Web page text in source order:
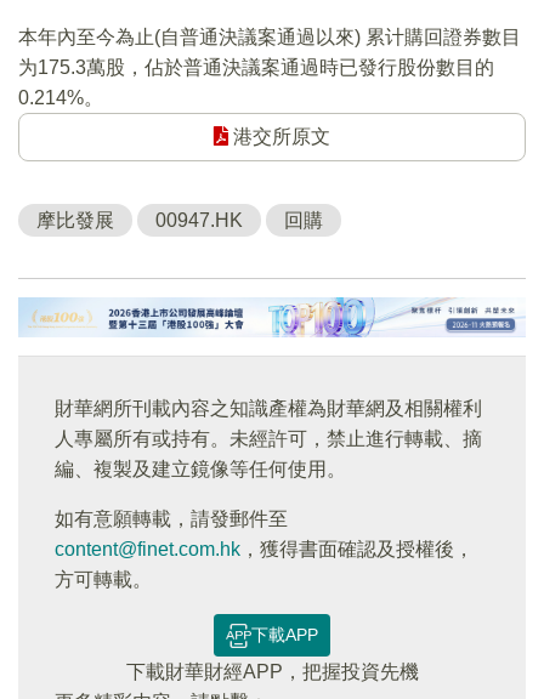
本年內至今為止(自普通決議案通過以來) 累计購回證券數目
为175.3萬股，佔於普通決議案通過時已發行股份數目的
0.214%。
港交所原文
摩比發展 00947.HK 回購
財華網所刊載內容之知識產權為財華網及相關權利
人專屬所有或持有。未經許可，禁止進行轉載、摘
編、複製及建立鏡像等任何使用。
如有意願轉載，請發郵件至
content@finet.com.hk ，獲得書面確認及授權後，
方可轉載。
下載APP
下載財華財經APP，把握投資先機